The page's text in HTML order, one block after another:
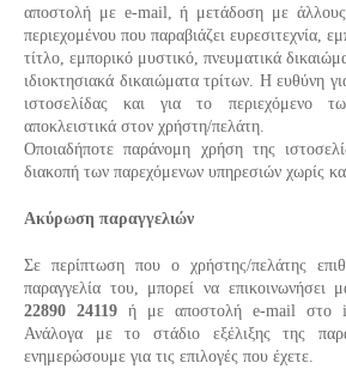
αποστολή με e-mail, ή μετάδοση με άλλους
περιεχομένου που παραβιάζει ευρεσιτεχνία,
τίτλο, εμπορικό μυστικό, πνευματικά
ιδιοκτησιακά δικαιώματα τρίτων. Η ευθύνη
ιστοσελίδας και για το περιεχόμενο
αποκλειστικά στον χρήστη/πελάτη.
Οποιαδήποτε παράνομη χρήση της
διακοπή των παρεχόμενων υπηρεσιών χωρίς
Ακύρωση παραγγελιών
Σε περίπτωση που ο χρήστης/πελάτης
παραγγελία του, μπορεί να επικοινωνήσει
22890 24119 ή με αποστολή e-mail στο
Ανάλογα με το στάδιο εξέλιξης της
ενημερώσουμε για τις επιλογές που έχετε.